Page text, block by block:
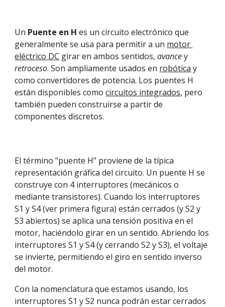
Un Puente en H es un circuito electrónico que
generalmente se usa para permitir a un motor
eléctrico DC girar en ambos sentidos, avance
retroceso. Son ampliamente usados en robótica y
como convertidores de potencia. Los puentes H
están disponibles como circuitos integrados, pero
también pueden construirse a partir de
componentes discretos.
El término "puente H" proviene de la típica
representación gráfica del circuito. Un puente H se
construye con 4 interruptores (mecánicos o
mediante transistores). Cuando los interruptores
S1 y S4 (ver primera figura) están cerrados (y S2 y
S3 abiertos) se aplica una tensión positiva en el
motor, haciéndolo girar en un sentido. Abriendo los
interruptores S1 y S4 (y cerrando S2 y S3), el voltaje
se invierte, permitiendo el giro en sentido inverso
del motor.
Con la nomenclatura que estamos usando, los
interruptores S1 y S2 nunca podrán estar cerrados